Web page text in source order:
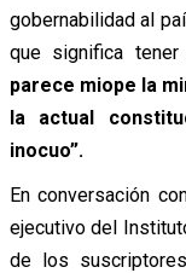
gobernabilidad al
que significa
parece miope la
la actual
inocuo”.
En conversación
ejecutivo del
de los